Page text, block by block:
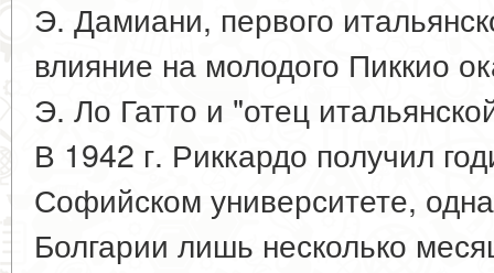
Э. Дамиани, первого
влияние на молодого Пиккио
Э. Ло Гатто и "отец
В 1942 г. Риккардо получил
Софийском университете,
Болгарии лишь несколько